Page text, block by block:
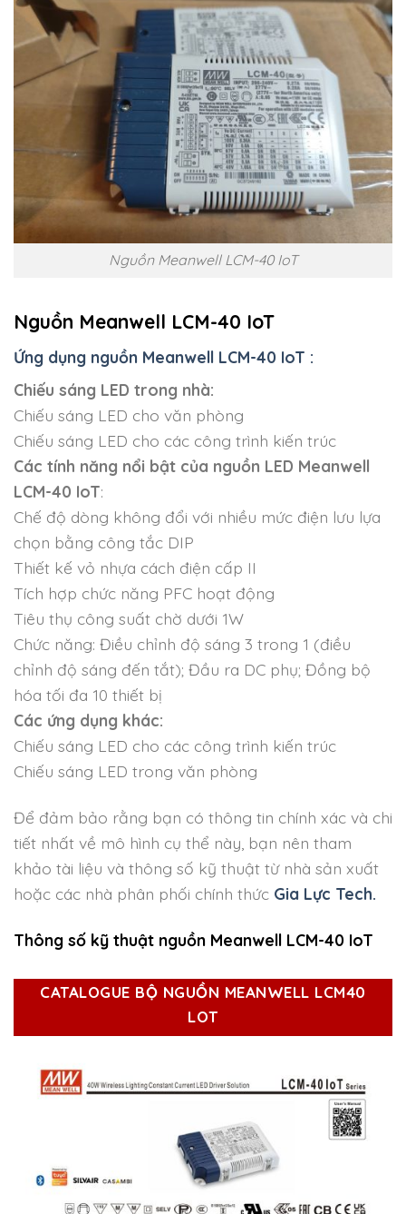
Nguồn Meanwell LCM-40 IoT
Nguồn Meanwell LCM-40 IoT
Ứng dụng nguồn Meanwell LCM-40 IoT :
Chiếu sáng LED trong nhà:
Chiếu sáng LED cho văn phòng
Chiếu sáng LED cho các công trình kiến trúc
Các tính năng nổi bật của nguồn LED Meanwell
LCM-40 IoT:
Chế độ dòng không đổi với nhiều mức điện lưu lựa
chọn bằng công tắc DIP
Thiết kế vỏ nhựa cách điện cấp II
Tích hợp chức năng PFC hoạt động
Tiêu thụ công suất chờ dưới 1W
Chức năng: Điều chỉnh độ sáng 3 trong 1 (điều
chỉnh độ sáng đến tắt); Đầu ra DC phụ; Đồng bộ
hóa tối đa 10 thiết bị
Các ứng dụng khác:
Chiếu sáng LED cho các công trình kiến trúc
Chiếu sáng LED trong văn phòng
Để đảm bảo rằng bạn có thông tin chính xác và chi
tiết nhất về mô hình cụ thể này, bạn nên tham
khảo tài liệu và thông số kỹ thuật từ nhà sản xuất
hoặc các nhà phân phối chính thức Gia Lực Tech.
Thông số kỹ thuật nguồn Meanwell LCM-40 IoT
CATALOGUE BỘ NGUỒN MEANWELL LCM40
LOT